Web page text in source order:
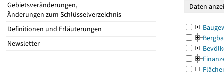
Gebietsveränderungen,
Änderungen zum Schlüsselverzeichnis
Definitionen und Erläuterungen
Newsletter